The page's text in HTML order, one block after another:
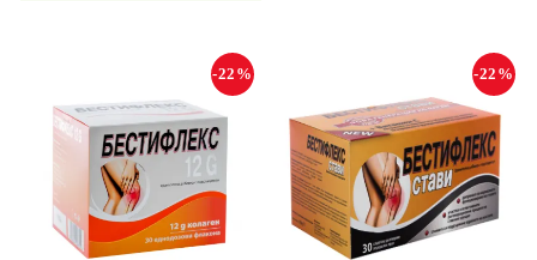
-22% -22%